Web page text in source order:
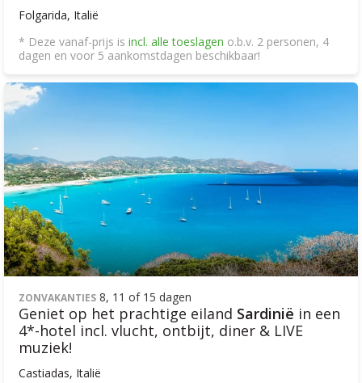
Folgarida, Italië
* Deze vanaf-prijs is incl. alle toeslagen o.b.v. 2 personen, 4
dagen en voor 5 aankomstdagen beschikbaar!
ZONVAKANTIES 8, 11 of 15 dagen
Geniet op het prachtige eiland Sardinië in een
4*-hotel incl. vlucht, ontbijt, diner & LIVE
muziek!
Castiadas, Italië